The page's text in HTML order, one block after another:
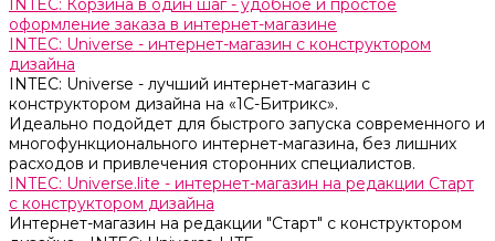
INTEC: Корзина в один шаг - удобное и простое
оформление заказа в интернет-магазине
INTEC: Universe - интернет-магазин с конструктором
дизайна
INTEC: Universe - лучший интернет-магазин с
конструктором дизайна на «1C-Битрикс».
Идеально подойдет для быстрого запуска современного и
многофункционального интернет-магазина, без лишних
расходов и привлечения сторонних специалистов.
INTEC: Universe.lite - интернет-магазин на редакции Старт
с конструктором дизайна
Интернет-магазин на редакции "Старт" с конструктором